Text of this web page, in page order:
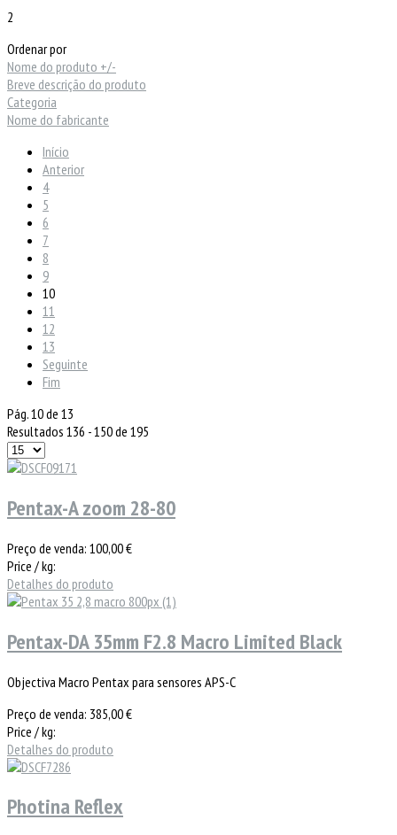
2
Ordenar por
Nome do produto +/-
Breve descrição do produto
Categoria
Nome do fabricante
Início
Anterior
4
5
6
7
8
9
10
11
12
13
Seguinte
Fim
Pág. 10 de 13
Resultados 136 - 150 de 195
Pentax-A zoom 28-80
Preço de venda: 100,00 €
Price / kg:
Detalhes do produto
Pentax-DA 35mm F2.8 Macro Limited Black
Objectiva Macro Pentax para sensores APS-C
Preço de venda: 385,00 €
Price / kg:
Detalhes do produto
Photina Reflex